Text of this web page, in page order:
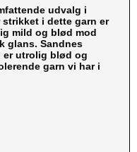
udvalg i
i dette garn er
mild og blød mod
glans. Sandnes
er utrolig blød og
garn vi har i